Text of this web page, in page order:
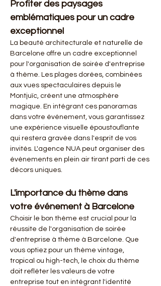
Profiter des paysages
emblématiques pour un cadre
exceptionnel
La beauté architecturale et naturelle de
Barcelone offre un cadre exceptionnel
pour l'organisation de soirée d'entreprise
à thème. Les plages dorées, combinées
aux vues spectaculaires depuis le
Montjuïc, créent une atmosphère
magique. En intégrant ces panoramas
dans votre événement, vous garantissez
une expérience visuelle époustouflante
qui restera gravée dans l'esprit de vos
invités. L'agence NUA peut organiser des
événements en plein air tirant parti de ces
décors uniques.
L'importance du thème dans
votre événement à Barcelone
Choisir le bon thème est crucial pour la
réussite de l'organisation de soirée
d'entreprise à thème à Barcelone. Que
vous optiez pour un thème vintage,
tropical ou high-tech, le choix du thème
doit refléter les valeurs de votre
entreprise tout en intégrant l'identité